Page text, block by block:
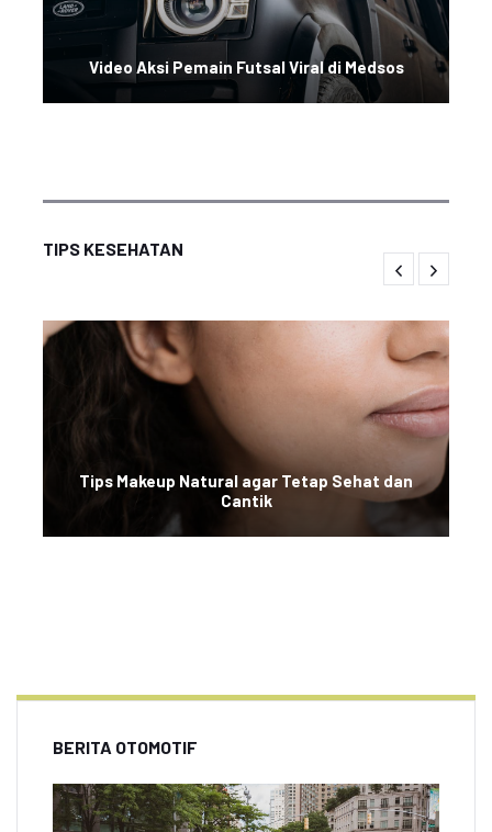
Video Aksi Pemain Futsal Viral di Medsos
TIPS KESEHATAN
Tips Makeup Natural agar Tetap Sehat dan
Cantik
BERITA OTOMOTIF